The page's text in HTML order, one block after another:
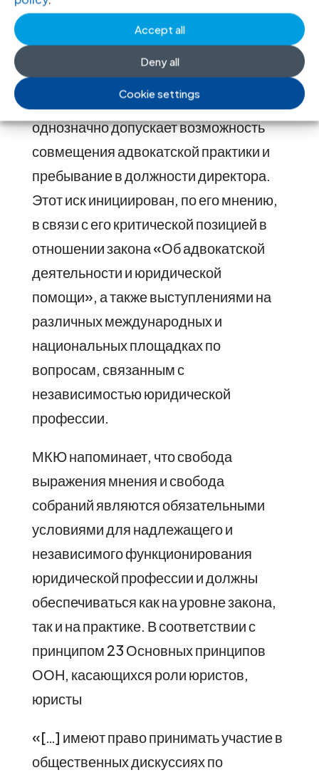
Accept all
Deny all
Cookie settings
по лишению его адвокатского статуса
не связана с официально
заявленными в иске основаниями, и
что, в действительности,
законодательство Казахстана
однозначно допускает возможность
совмещения адвокатской практики и
пребывание в должности директора.
Этот иск инициирован, по его мнению,
в связи с его критической позицией в
отношении закона «Об адвокатской
деятельности и юридической
помощи», а также выступлениями на
различных международных и
национальных площадках по
вопросам, связанным с
независимостью юридической
профессии.
МКЮ напоминает, что свобода
выражения мнения и свобода
собраний являются обязательными
условиями для надлежащего и
независимого функционирования
юридической профессии и должны
обеспечиваться как на уровне закона,
так и на практике. В соответствии с
принципом 23 Основных принципов
ООН, касающихся роли юристов,
юристы
«[…] имеют право принимать участие в
общественных дискуссиях по